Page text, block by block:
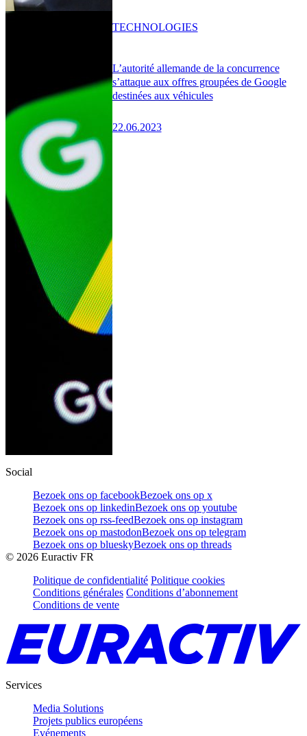
L’autorité allemande de la concurrence
s’attaque aux offres groupées de Google
destinées aux véhicules
22.06.2023
TECHNOLOGIES
Social
Bezoek ons op facebookBezoek ons op x
Bezoek ons op linkedinBezoek ons op youtube
Bezoek ons op rss-feedBezoek ons op instagram
Bezoek ons op mastodonBezoek ons op telegram
Bezoek ons op blueskyBezoek ons op threads
© 2026 Euractiv FR
Politique de confidentialité Politique cookies
Conditions générales Conditions d’abonnement
Conditions de vente
Services
Media Solutions
Projets publics européens
Evénements